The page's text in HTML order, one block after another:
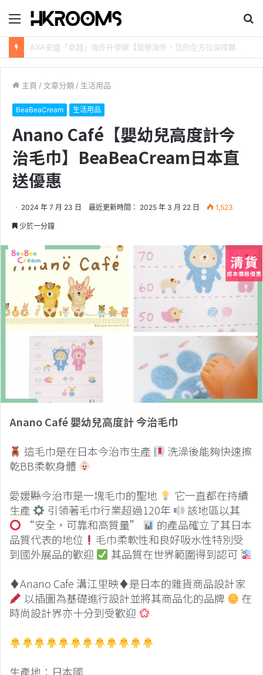
目
錄
尋
新加坡航空【2026年全球航線大優惠】樟宜機場世界級設施帶您環遊世界！
主頁 / 文章分類 / 生活用品
BeaBeaCream 生活用品
Anano Café【嬰幼兒高度計今
治毛巾】BeaBeaCream日本直
送優惠
2024 年 7 月 23 日 最近更新時間： 2025 年 3 月 22 日 1,523
少於一分鐘
Anano Café 嬰幼兒高度計 今治毛巾
這毛巾是在日本今治市生產
洗澡後能夠快速擦
乾BB柔軟身體
愛媛縣今治市是一塊毛巾的聖地
它一直都在持續
生產
引領著毛巾行業超過120年
該地區以其
“安全，可靠和高質量”
的產品確立了其日本
品質代表的地位
毛巾柔軟性和良好吸水性特別受
到國外展品的歡迎
其品質在世界範圍得到認可
♦️Anano Cafe 溝江里映♦️是日本的雜貨商品設計家
以插圖為基礎進行設計並將其商品化的品牌
在
時尚設計界亦十分到受歡迎
生產地：日本國